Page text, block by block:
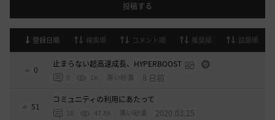
投稿する
登録日順 検索順 コメント順 推奨順 話題順
0
止まらない超高速成長、HYPERBOOST
0 1K 黒い砂漠 8 日前
51
コミュニティの利用にあたって
18 47.8K 黒い砂漠 2020.03.25